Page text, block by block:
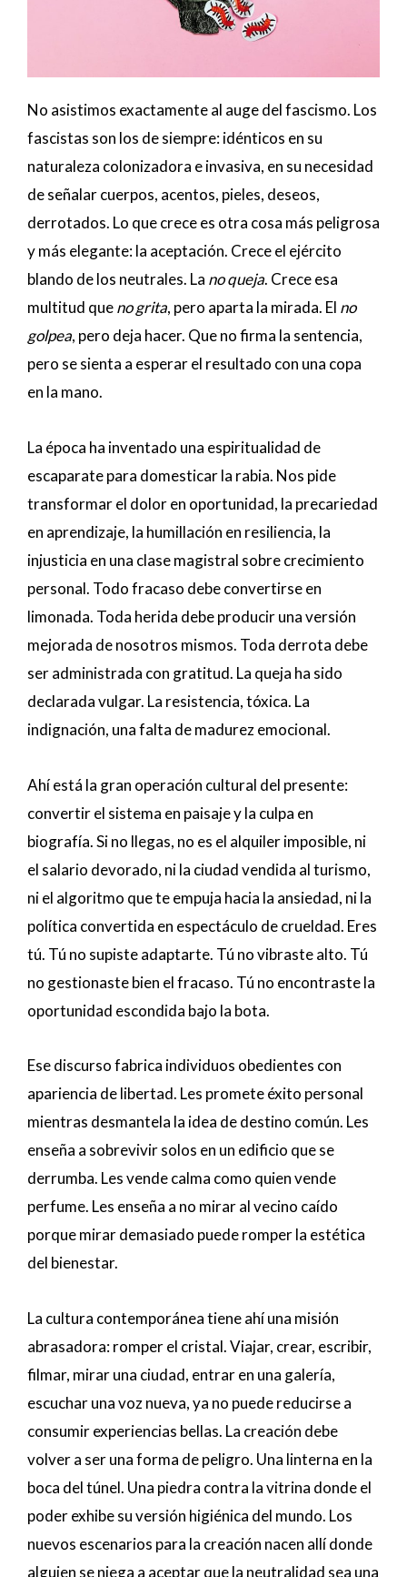
No asistimos exactamente al auge del fascismo. Los
fascistas son los de siempre: idénticos en su
naturaleza colonizadora e invasiva, en su necesidad
de señalar cuerpos, acentos, pieles, deseos,
derrotados. Lo que crece es otra cosa más peligrosa
y más elegante: la aceptación. Crece el ejército
blando de los neutrales. La no queja. Crece esa
multitud queno grita, pero aparta la mirada. El no
golpea, pero deja hacer. Que no firma la sentencia,
pero se sienta a esperar el resultado con una copa
en la mano.
La época ha inventado una espiritualidad de
escaparate para domesticar la rabia. Nos pide
transformar el dolor en oportunidad, la precariedad
en aprendizaje, la humillación en resiliencia, la
injusticia en una clase magistral sobre crecimiento
personal. Todo fracaso debe convertirse en
limonada. Toda herida debe producir una versión
mejorada de nosotros mismos. Toda derrota debe
ser administrada con gratitud. La queja ha sido
declarada vulgar. La resistencia, tóxica. La
indignación, una falta de madurez emocional.
Ahí está la gran operación cultural del presente:
convertir el sistema en paisaje y la culpa en
biografía. Si no llegas, no es el alquiler imposible, ni
el salario devorado, ni la ciudad vendida al turismo,
ni el algoritmo que te empuja hacia la ansiedad, ni la
política convertida en espectáculo de crueldad. Eres
tú. Tú no supiste adaptarte. Tú no vibraste alto. Tú
no gestionaste bien el fracaso. Tú no encontraste la
oportunidad escondida bajo la bota.
Ese discurso fabrica individuos obedientes con
apariencia de libertad. Les promete éxito personal
mientras desmantela la idea de destino común. Les
enseña a sobrevivir solos en un edificio que se
derrumba. Les vende calma como quien vende
perfume. Les enseña a no mirar al vecino caído
porque mirar demasiado puede romper la estética
del bienestar.
La cultura contemporánea tiene ahí una misión
abrasadora: romper el cristal. Viajar, crear, escribir,
filmar, mirar una ciudad, entrar en una galería,
escuchar una voz nueva, ya no puede reducirse a
consumir experiencias bellas. La creación debe
volver a ser una forma de peligro. Una linterna en la
boca del túnel. Una piedra contra la vitrina donde el
poder exhibe su versión higiénica del mundo. Los
nuevos escenarios para la creación nacen allí donde
alguien se niega a aceptar que la neutralidad sea una